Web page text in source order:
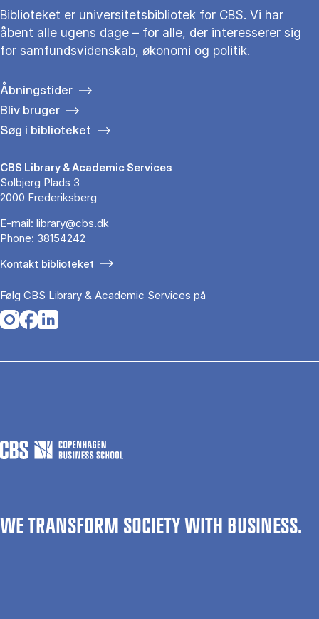
Biblioteket er universitetsbibliotek for CBS. Vi har
åbent alle ugens dage – for alle, der interesserer sig
for samfundsvidenskab, økonomi og politik.
Åbningstider
Bliv bruger
Søg i biblioteket
CBS Library & Academic Services
Solbjerg Plads 3
2000 Frederiksberg
E-mail: library@cbs.dk
Phone: 38154242
Kontakt biblioteket
Følg CBS Library & Academic Services på
Opens in a new tab
Opens in a new tab
Opens in a new tab
WE TRANSFORM SOCIETY WITH BUSINESS.